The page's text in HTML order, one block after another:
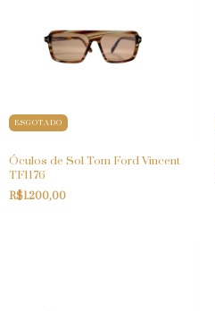
ESGOTADO
Óculos de Sol Tom Ford Vincent
TF1176
R$1.200,00